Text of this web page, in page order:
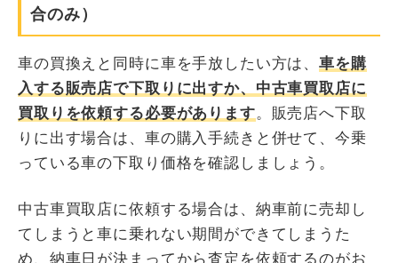
合のみ）
車の買換えと同時に車を手放したい方は、車を購
入する販売店で下取りに出すか、中古車買取店に
買取りを依頼する必要があります。販売店へ下取
りに出す場合は、車の購入手続きと併せて、今乗
っている車の下取り価格を確認しましょう。
中古車買取店に依頼する場合は、納車前に売却し
てしまうと車に乗れない期間ができてしまうた
め、納車日が決まってから査定を依頼するのがお